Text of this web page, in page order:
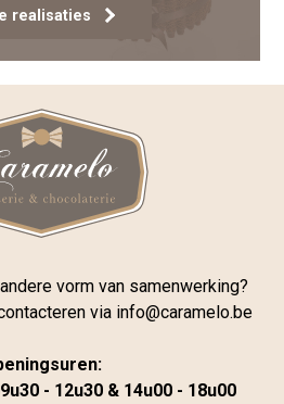
realisaties
vorm van samenwerking?
via info@caramelo.be
- 12u30 & 14u00 - 18u00